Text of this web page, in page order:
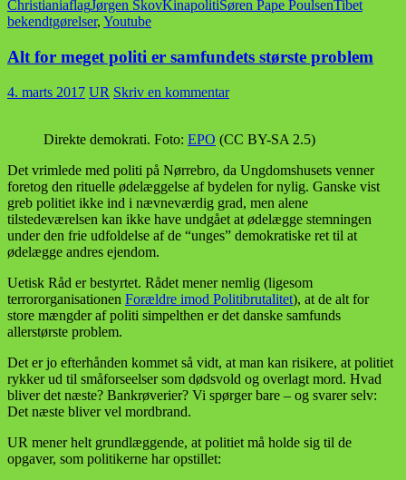
ChristianiaflagJørgen SkovKinapolitiSøren Pape PoulsenTibet
bekendtgørelser, Youtube
Alt for meget politi er samfundets største problem
4. marts 2017 UR Skriv en kommentar
Direkte demokrati. Foto: EPO (CC BY-SA 2.5)
Det vrimlede med politi på Nørrebro, da Ungdomshusets venner
foretog den rituelle ødelæggelse af bydelen for nylig. Ganske vist
greb politiet ikke ind i nævneværdig grad, men alene
tilstedeværelsen kan ikke have undgået at ødelægge stemningen
under den frie udfoldelse af de “unges” demokratiske ret til at
ødelægge andres ejendom.
Uetisk Råd er bestyrtet. Rådet mener nemlig (ligesom
terrororganisationen Forældre imod Politibrutalitet), at de alt for
store mængder af politi simpelthen er det danske samfunds
allerstørste problem.
Det er jo efterhånden kommet så vidt, at man kan risikere, at politiet
rykker ud til småforseelser som dødsvold og overlagt mord. Hvad
bliver det næste? Bankrøverier? Vi spørger bare – og svarer selv:
Det næste bliver vel mordbrand.
UR mener helt grundlæggende, at politiet må holde sig til de
opgaver, som politikerne har opstillet: